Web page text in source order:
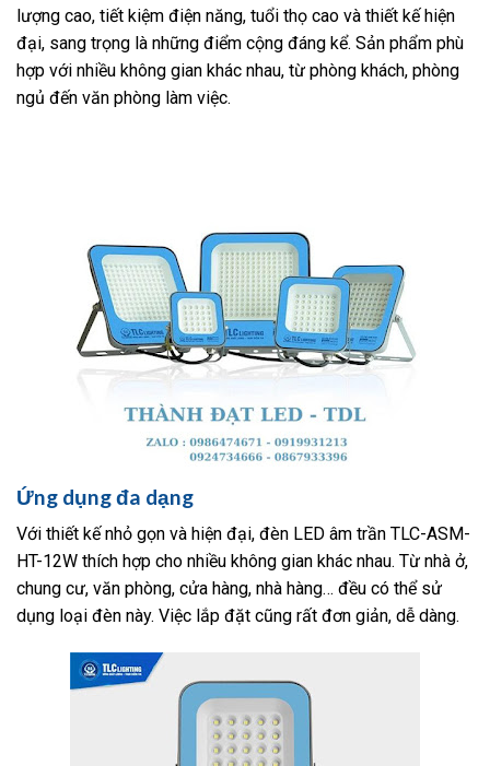
lượng cao, tiết kiệm điện năng, tuổi thọ cao và thiết kế hiện
đại, sang trọng là những điểm cộng đáng kể. Sản phẩm phù
hợp với nhiều không gian khác nhau, từ phòng khách, phòng
ngủ đến văn phòng làm việc.
Ứng dụng đa dạng
Với thiết kế nhỏ gọn và hiện đại, đèn LED âm trần TLC-ASM-
HT-12W thích hợp cho nhiều không gian khác nhau. Từ nhà ở,
chung cư, văn phòng, cửa hàng, nhà hàng… đều có thể sử
dụng loại đèn này. Việc lắp đặt cũng rất đơn giản, dễ dàng.